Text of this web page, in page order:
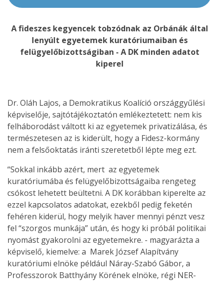
A fideszes kegyencek tobzódnak az Orbánák által
lenyúlt egyetemek kuratóriumaiban és
felügyelőbizottságiban - A DK minden adatot
kiperel
Dr. Oláh Lajos, a Demokratikus Koalíció országgyűlési
képviselője, sajtótájékoztatón emlékeztetett: nem kis
felháborodást váltott ki az egyetemek privatizálása, és
természetesen az is kiderült, hogy a Fidesz-kormány
nem a felsőoktatás iránti szeretetből lépte meg ezt.
“Sokkal inkább azért, mert az egyetemek
kuratóriumába és felügyelőbizottságaiba rengeteg
csókost lehetett beültetni. A DK korábban kiperelte az
ezzel kapcsolatos adatokat, ezekből pedig feketén
fehéren kiderül, hogy melyik haver mennyi pénzt vesz
fel “szorgos munkája” után, és hogy ki próbál politikai
nyomást gyakorolni az egyetemekre. - magyarázta a
képviselő, kiemelve: a Marek József Alapítvány
kuratóriumi elnöke például Náray-Szabó Gábor, a
Professzorok Batthyány Körének elnöke, régi NER-